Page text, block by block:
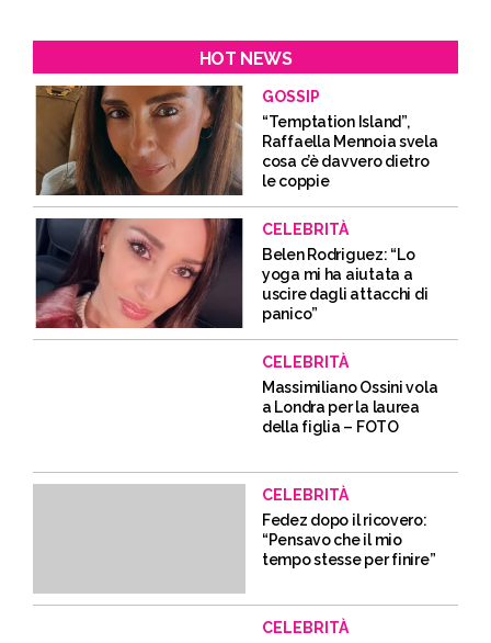
HOT NEWS
GOSSIP
“Temptation Island”,
Raffaella Mennoia svela
cosa c’è davvero dietro
le coppie
CELEBRITÀ
Belen Rodriguez: “Lo
yoga mi ha aiutata a
uscire dagli attacchi di
panico”
CELEBRITÀ
Massimiliano Ossini vola
a Londra per la laurea
della figlia – FOTO
CELEBRITÀ
Fedez dopo il ricovero:
“Pensavo che il mio
tempo stesse per finire”
CELEBRITÀ